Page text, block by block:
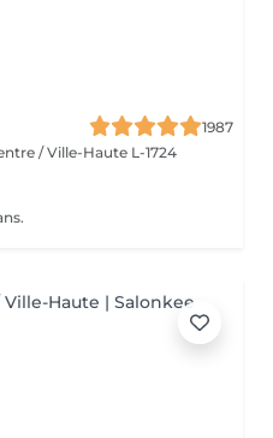
1987
/ Ville-Haute L-1724